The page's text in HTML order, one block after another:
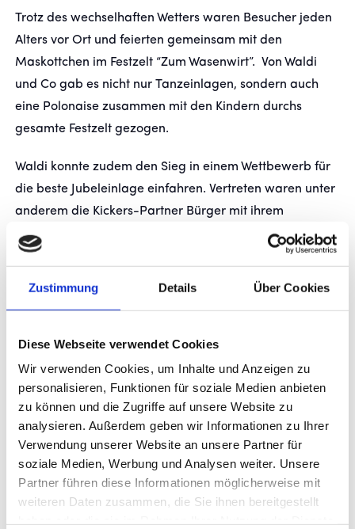
Zustimmung Details Über Cookies
Diese Webseite verwendet Cookies
Wir verwenden Cookies, um Inhalte und Anzeigen zu
personalisieren, Funktionen für soziale Medien anbieten
zu können und die Zugriffe auf unsere Website zu
analysieren. Außerdem geben wir Informationen zu Ihrer
Verwendung unserer Website an unsere Partner für
soziale Medien, Werbung und Analysen weiter. Unsere
Partner führen diese Informationen möglicherweise mit
weiteren Daten zusammen, die Sie ihnen bereitgestellt
FANSHOP
KONTAKT
Präsentiert von
Trotz des wechselhaften Wetters waren Besucher jeden
Alters vor Ort und feierten gemeinsam mit den
Maskottchen im Festzelt “Zum Wasenwirt”. Von Waldi
und Co gab es nicht nur Tanzeinlagen, sondern auch
eine Polonaise zusammen mit den Kindern durchs
gesamte Festzelt gezogen.
Waldi konnte zudem den Sieg in einem Wettbewerb für
die beste Jubeleinlage einfahren. Vertreten waren unter
anderem die Kickers-Partner Bürger mit ihrem
Maskottchen Erwin, Volksbank Stuttgart mit Spacy und
Tripstrill mit Hugo Müller. Aber auch die Stuttgarter
SWR-Legenden Äffle & Pferdle, sowie Paule vom FCH
das Treffen unvergesslich gemacht haben.
WEITERE NEWS